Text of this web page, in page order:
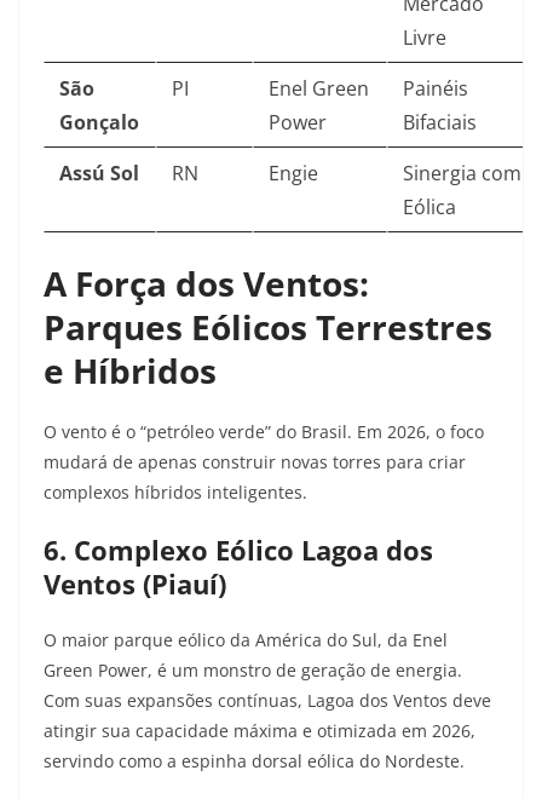
Livre
São
Gonçalo
PI
Enel Green
Power
Painéis
Bifaciais
Assú Sol
RN Engie
Sinergia com
Eólica
A Força dos Ventos:
Parques Eólicos Terrestres
e Híbridos
O vento é o “petróleo verde” do Brasil. Em 2026, o foco
mudará de apenas construir novas torres para criar
complexos híbridos inteligentes.
6. Complexo Eólico Lagoa dos
Ventos (Piauí)
O maior parque eólico da América do Sul, da Enel
Green Power, é um monstro de geração de energia.
Com suas expansões contínuas, Lagoa dos Ventos deve
atingir sua capacidade máxima e otimizada em 2026,
servindo como a espinha dorsal eólica do Nordeste.